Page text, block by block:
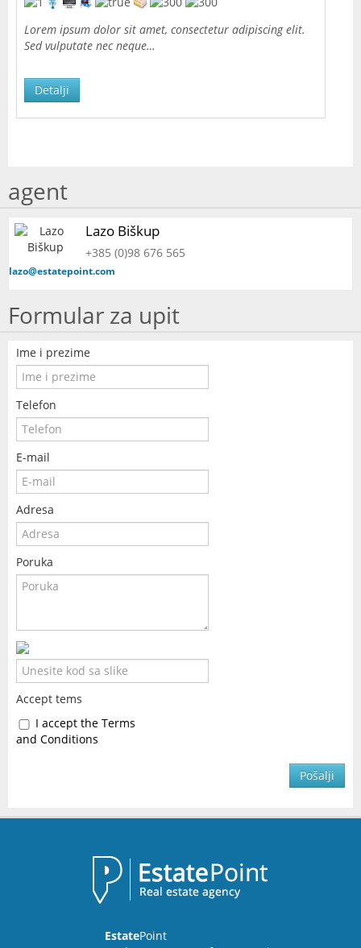
Lorem ipsum dolor sit amet, consectetur adipiscing elit.
Sed vulputate nec neque…
Detalji
agent
Lazo Biškup
+385 (0)98 676 565
lazo@estatepoint.com
Formular za upit
Ime i prezime
Telefon
E-mail
Adresa
Poruka
Accept tems
I accept the Terms
and Conditions
Pošalji
EstatePoint